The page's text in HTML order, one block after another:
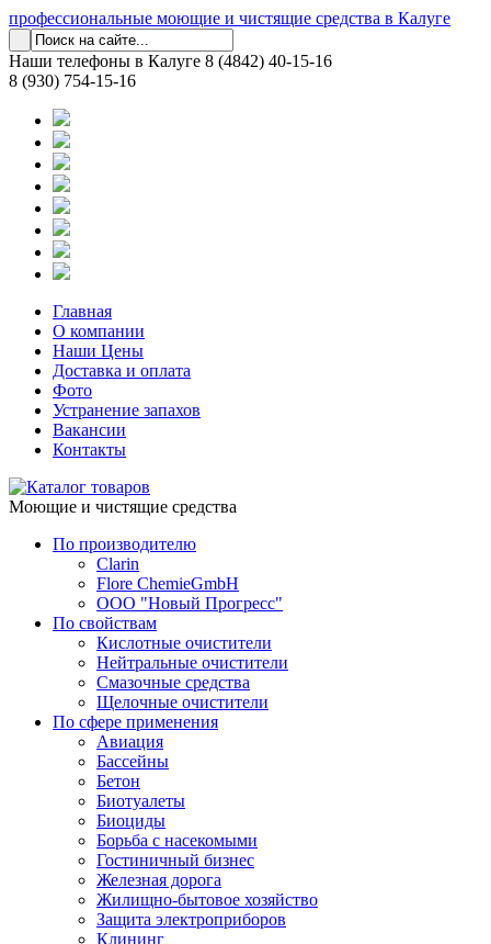
профессиональные моющие и чистящие средства в Калуге
Наши телефоны в Калуге 8 (4842) 40-15-16
8 (930) 754-15-16
Главная
О компании
Наши Цены
Доставка и оплата
Фото
Устранение запахов
Вакансии
Контакты
Моющие и чистящие средства
По производителю
Clarin
Flore ChemieGmbH
ООО "Новый Прогресс"
По свойствам
Кислотные очистители
Нейтральные очистители
Смазочные средства
Щелочные очистители
По сфере применения
Авиация
Бассейны
Бетон
Биотуалеты
Биоциды
Борьба с насекомыми
Гостиничный бизнес
Железная дорога
Жилищно-бытовое хозяйство
Защита электроприборов
Клининг